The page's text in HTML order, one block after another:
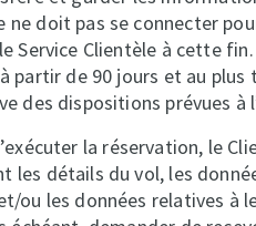
ne doit pas se connecter
Service Clientèle à cette
partir de 90 jours et au plus
des dispositions prévues à
la réservation, le
les détails du vol, les
ou les données relatives à